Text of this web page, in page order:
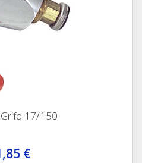
17/150
€